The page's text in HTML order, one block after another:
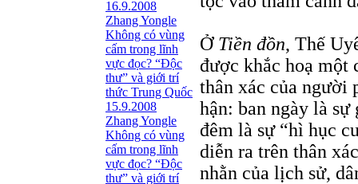
16.9.2008
Zhang Yongle
Không có vùng
cấm trong lĩnh
vực đọc? “Ðộc
thư” và giới trí
thức Trung Quốc
15.9.2008
Zhang Yongle
Không có vùng
cấm trong lĩnh
vực đọc? “Ðộc
thư” và giới trí
Ở Tiền đồn, Thế
được khắc hoạ một
thân xác của người
hận: ban ngày là
đêm là sự “hì hục
diễn ra trên thân
nhằn của lịch sử,